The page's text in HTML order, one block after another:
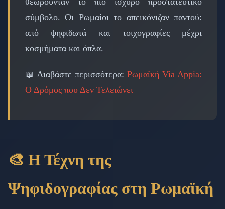
σύμβολο. Οι Ρωμαίοι το απεικόνιζαν παντού:
από ψηφιδωτά και τοιχογραφίες μέχρι
κοσμήματα και όπλα.
📖 Διαβάστε περισσότερα: Ρωμαϊκή Via Appia:
Ο Δρόμος που Δεν Τελειώνει
🎨 Η Τέχνη της
Ψηφιδογραφίας στη Ρωμαϊκή